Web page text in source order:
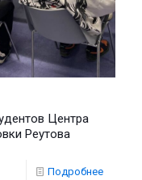
Центра
Реутова
Подробнее